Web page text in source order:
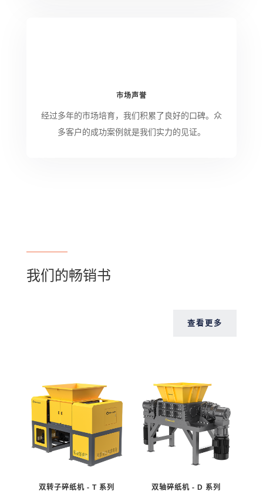
市场声誉
经过多年的市场培育，我们积累了良好的口碑。众
多客户的成功案例就是我们实力的见证。
我们的畅销书
查看更多
双转子碎纸机 - T 系列 双轴碎纸机 - D 系列